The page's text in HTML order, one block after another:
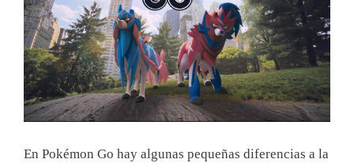
En Pokémon Go hay algunas pequeñas diferencias a la